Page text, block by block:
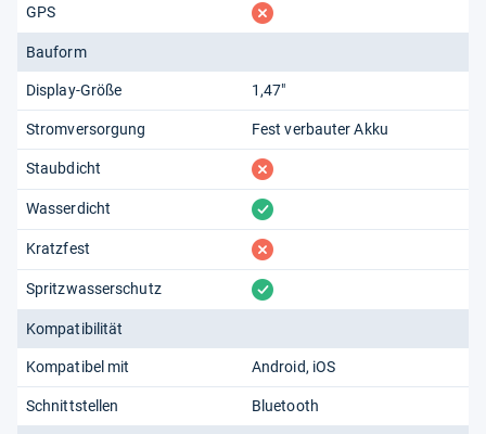
GPS fehlt
Bauform
Display-Größe 1,47"
Stromversorgung Fest verbauter Akku
Staubdicht fehlt
Wasserdicht vorhanden
Kratzfest fehlt
Spritzwasserschutz vorhanden
Kompatibilität
Kompatibel mit Android iOS
Schnittstellen Bluetooth